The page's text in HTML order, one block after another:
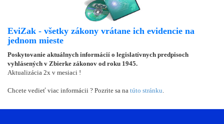
EviZak - všetky zákony vrátane ich evidencie na
jednom mieste
Poskytovanie aktuálnych informácií o legislatívnych predpisoch
vyhlásených v Zbierke zákonov od roku 1945.
Aktualizácia 2x v mesiaci !
Chcete vedieť viac informácii ? Pozrite sa na túto stránku